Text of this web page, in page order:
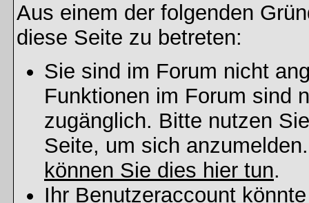
Aus einem der folgenden
diese Seite zu betreten:
Sie sind im Forum nicht
Funktionen im Forum sind
zugänglich. Bitte nutzen
Seite, um sich
können Sie dies hier tun.
Ihr Benutzeraccount